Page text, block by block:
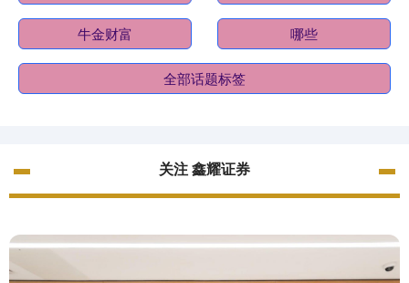
牛金财富 哪些
全部话题标签
关注 鑫耀证券